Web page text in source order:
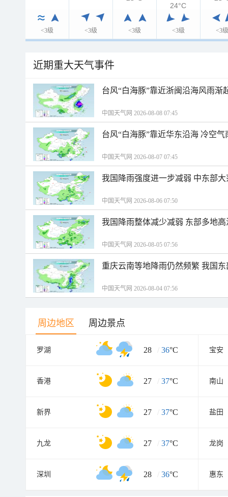
<3级 <3级 <3级 <3级 <3级
24°C
近期重大天气事件
台风“白海豚”靠近浙闽沿海风雨渐
中国天气网 2026-08-08 07:45
台风“白海豚”靠近华东沿海 冷空
中国天气网 2026-08-07 07:45
我国降雨强度进一步减弱 中东部
中国天气网 2026-08-06 07:50
我国降雨整体减少减弱 东部多地
中国天气网 2026-08-05 07:56
重庆云南等地降雨仍然频繁 我国
中国天气网 2026-08-04 07:56
周边地区 周边景点
罗湖 28 / 36°C 宝安
香港 27 / 37°C 南山
新界 27 / 37°C 盐田
九龙 27 / 37°C 龙岗
深圳 28 / 36°C 惠东